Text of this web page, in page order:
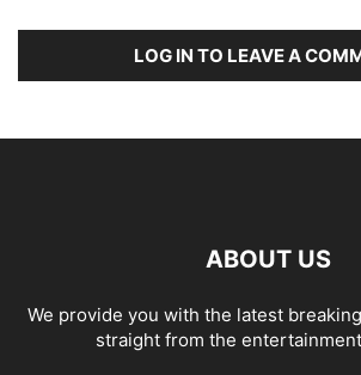
LOG IN TO LEAVE A
ABOUT US
We provide you with the latest
straight from the